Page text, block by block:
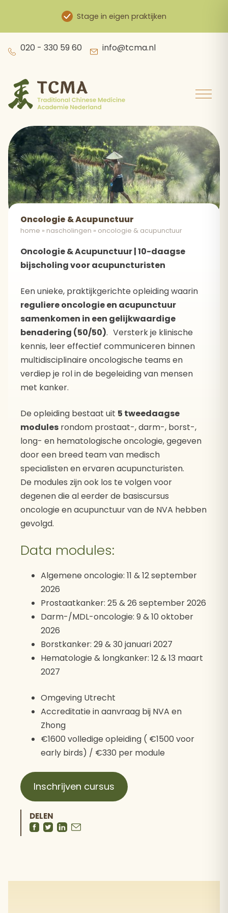
Stage in eigen praktijken
020 - 330 59 60 info@tcma.nl
Oncologie & Acupunctuur
home » nascholingen » oncologie & acupunctuur
Oncologie & Acupunctuur | 10-daagse
bijscholing voor acupuncturisten
Een unieke, praktijkgerichte opleiding waarin
reguliere oncologie en acupunctuur
samenkomen in een gelijkwaardige
benadering (50/50). Versterk je klinische
kennis, leer effectief communiceren binnen
multidisciplinaire oncologische teams en
verdiep je rol in de begeleiding van mensen
met kanker.
De opleiding bestaat uit 5 tweedaagse
modules rondom prostaat-, darm-, borst-,
long- en hematologische oncologie, gegeven
door een breed team van medisch
specialisten en ervaren acupuncturisten.
De modules zijn ook los te volgen voor
degenen die al eerder de basiscursus
oncologie en acupunctuur van de NVA hebben
gevolgd.
Data modules:
Algemene oncologie: 11 & 12 september
2026
Prostaatkanker: 25 & 26 september 2026
Darm-/MDL-oncologie: 9 & 10 oktober
2026
Borstkanker: 29 & 30 januari 2027
Hematologie & longkanker: 12 & 13 maart
2027
Omgeving Utrecht
Accreditatie in aanvraag bij NVA en
Zhong
€1600 volledige opleiding ( €1500 voor
early birds) / €330 per module
Inschrijven cursus
DELEN